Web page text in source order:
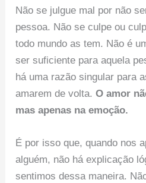
Não se julgue mal por não
pessoa. Não se culpe ou
todo mundo as tem. Não é
ser suficiente para aquela
há uma razão singular para
amarem de volta.O amor
mas apenas na emoção.
É por isso que, quando nos
alguém, não há explicação
sentimos dessa maneira.